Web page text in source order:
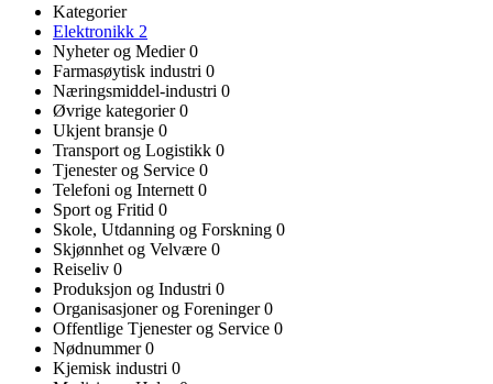
Kategorier
Elektronikk 2
Nyheter og Medier0
Farmasøytisk industri 0
Næringsmiddel-industri 0
Øvrige kategorier0
Ukjent bransje 0
Transport og Logistikk 0
Tjenester og Service 0
Telefoni og Internett 0
Sport og Fritid 0
Skole, Utdanning og Forskning 0
Skjønnhet og Velvære 0
Reiseliv 0
Produksjon og Industri 0
Organisasjoner og Foreninger0
Offentlige Tjenester og Service 0
Nødnummer0
Kjemisk industri 0